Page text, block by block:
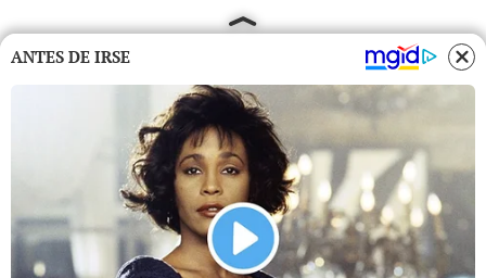
ANTES DE IRSE